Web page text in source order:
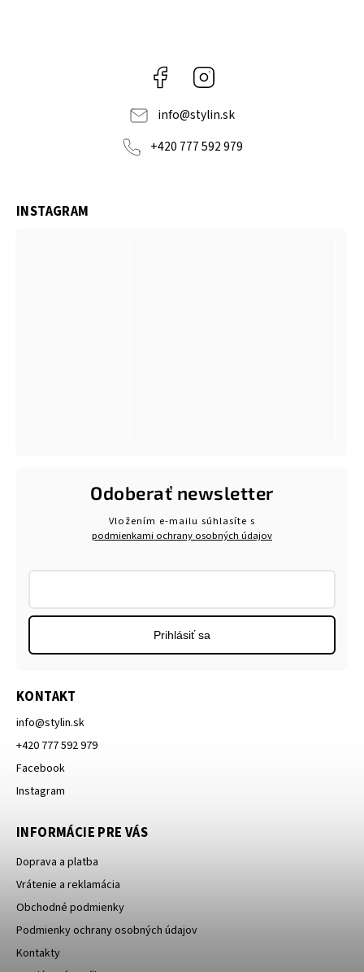
Facebook
info@stylin.sk
+420 777 592 979
KONTAKT
info@stylin.sk
+420 777 592 979
Facebook
Instagram
INFORMÁCIE PRE VÁS
Doprava a platba
Vrátenie a reklamácia
Obchodné podmienky
Podmienky ochrany osobných údajov
Kontakty
INSTAGRAM
Odoberať newsletter
Vložením e-mailu súhlasíte s
podmienkami ochrany osobných údajov
Prihlásiť sa